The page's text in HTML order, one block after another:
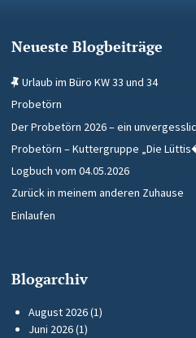
Neueste Blogbeiträge
Urlaub im Büro KW 33 und 34
Probetörn
Der Probetörn 2026 – ein
Probetörn – Kuttergruppe „Die
Logbuch vom 04.05.2026
Zurück in meinem anderen Zuhause
Einlaufen
Blogarchiv
August 2026(1)
Juni 2026(1)